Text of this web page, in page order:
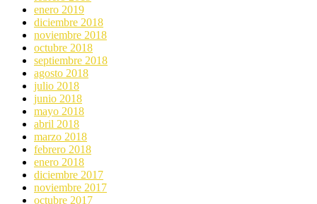
enero 2019
diciembre 2018
noviembre 2018
octubre 2018
septiembre 2018
agosto 2018
julio 2018
junio 2018
mayo 2018
abril 2018
marzo 2018
febrero 2018
enero 2018
diciembre 2017
noviembre 2017
octubre 2017